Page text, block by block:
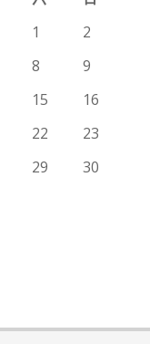
1
2
8
9
15
16
22
23
29
30